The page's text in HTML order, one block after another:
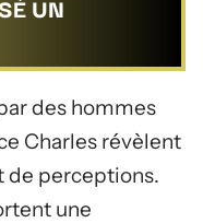
UN
des hommes
Charles révèlent
de perceptions.
une